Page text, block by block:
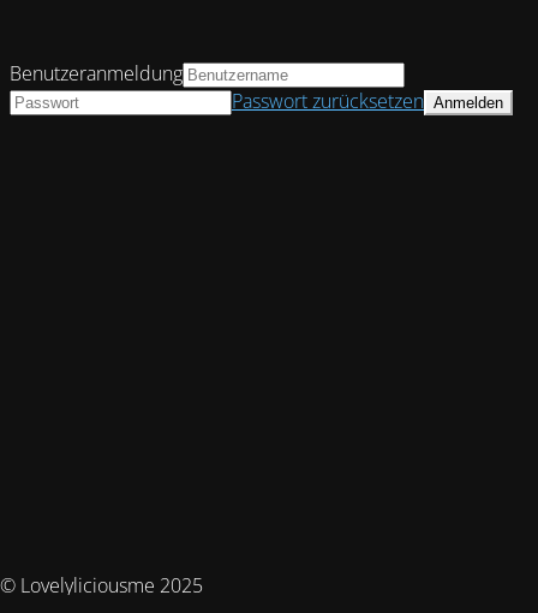
© Lovelyliciousme 2025
Benutzeranmeldung
Passwort zurücksetzen